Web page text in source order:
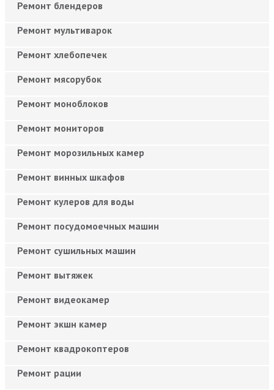
Ремонт блендеров
Ремонт мультиварок
Ремонт хлебопечек
Ремонт мясорубок
Ремонт моноблоков
Ремонт мониторов
Ремонт морозильных камер
Ремонт винных шкафов
Ремонт кулеров для воды
Ремонт посудомоечных машин
Ремонт сушильных машин
Ремонт вытяжек
Ремонт видеокамер
Ремонт экшн камер
Ремонт квадрокоптеров
Ремонт рации